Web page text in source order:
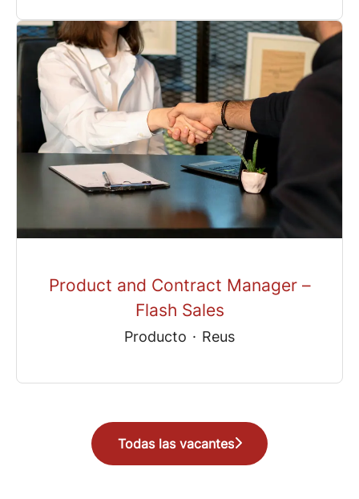
Product and Contract Manager –
Flash Sales
Producto · Reus
Todas las vacantes